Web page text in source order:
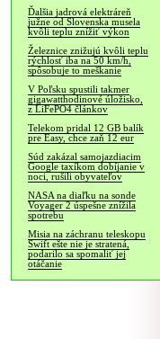
Ďalšia jadrová elektráreň
južne od Slovenska musela
kvôli teplu znížiť výkon
Železnice znižujú kvôli teplu
rýchlosť iba na 50 km/h,
spôsobuje to meškanie
V Poľsku spustili takmer
gigawatthodinové úložisko,
z LiFePO4 článkov
Telekom pridal 12 GB balík
pre Easy, chce zaň 12 eur
Súd zakázal samojazdiacim
Google taxíkom dobíjanie v
noci, rušili obyvateľov
NASA na diaľku na sonde
Voyager 2 úspešne znížila
spotrebu
Misia na záchranu teleskopu
Swift ešte nie je stratená,
podarilo sa spomaliť jej
otáčanie